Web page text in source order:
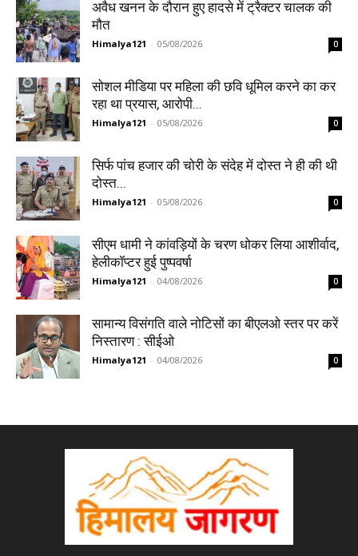
अवैध खनन के दौरान हुए हादसे में ट्रैक्टर चालक की
मौत
Himalya121 - 05/08/2026 0
सोशल मीडिया पर महिला की छवि धूमिल करने का कर
रहा था प्रयास, आरोपी...
Himalya121 - 05/08/2026 0
सिर्फ पांच हजार की चोरी के संदेह में दोस्त ने ही की थी
दोस्त...
Himalya121 - 05/08/2026 0
सीएम धामी ने कांवड़ियों के चरण धोकर लिया आशीर्वाद,
हेलीकॉप्टर हुई पुष्पवर्षा
Himalya121 - 04/08/2026 0
सामान्य विसंगति वाले नोटिसों का बीएलओ स्तर पर करें
निस्तारण : सीईओ
Himalya121 - 04/08/2026 0